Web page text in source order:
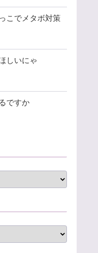
こでメタボ対策
しいにゃ
ですか